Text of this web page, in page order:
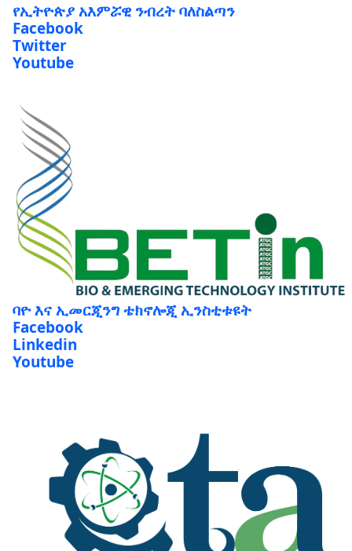
የኢትዮጵያ አእምሯዊ ንብረት ባለስልጣን
Facebook
Twitter
Youtube
ባዮ እና ኢመርጂንግ ቴክኖሎጂ ኢንስቲቱዩት
Facebook
Linkedin
Youtube